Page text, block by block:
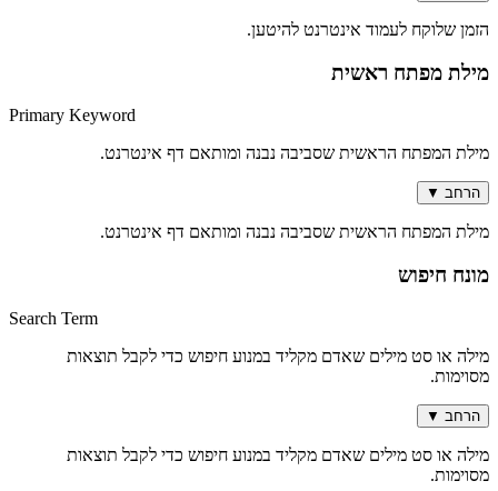
הזמן שלוקח לעמוד אינטרנט להיטען.
מילת מפתח ראשית
Primary Keyword
מילת המפתח הראשית שסביבה נבנה ומותאם דף אינטרנט.
הרחב ▼
מילת המפתח הראשית שסביבה נבנה ומותאם דף אינטרנט.
מונח חיפוש
Search Term
מילה או סט מילים שאדם מקליד במנוע חיפוש כדי לקבל תוצאות
מסוימות.
הרחב ▼
מילה או סט מילים שאדם מקליד במנוע חיפוש כדי לקבל תוצאות
מסוימות.